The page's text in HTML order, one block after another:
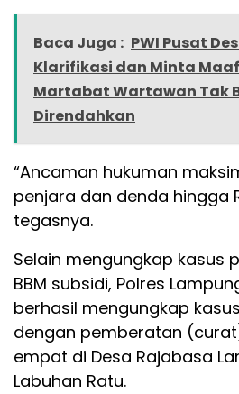
Baca Juga : PWI Pusat
Klarifikasi dan Minta
Martabat Wartawan Tak
Direndahkan
“Ancaman hukuman
penjara dan denda hingga
tegasnya.
Selain mengungkap kasus
BBM subsidi, Polres
berhasil mengungkap
dengan pemberatan
empat di Desa Rajabasa
Labuhan Ratu.